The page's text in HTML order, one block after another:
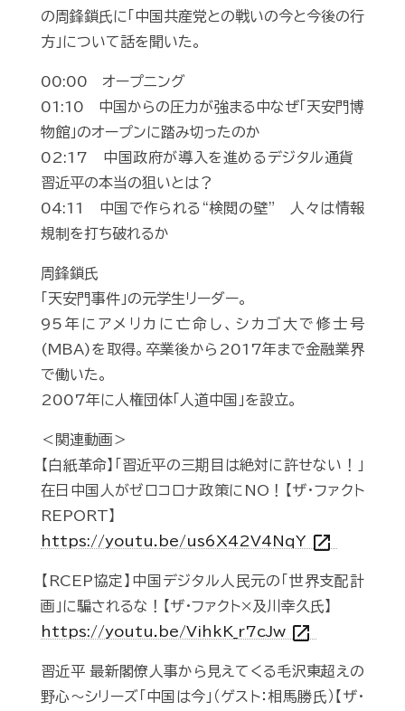
の周鋒鎖氏に「中国共産党との戦いの今と今後の行
方」について話を聞いた。
00:00 オープニング
01:10 中国からの圧力が強まる中なぜ「天安門博
物館」のオープンに踏み切ったのか
02:17 中国政府が導入を進めるデジタル通貨
習近平の本当の狙いとは？
04:11 中国で作られる“検閲の壁” 人々は情報
規制を打ち破れるか
周鋒鎖氏
「天安門事件」の元学生リーダー。
95年にアメリカに亡命し、シカゴ大で修士号
(MBA)を取得。卒業後から2017年まで金融業界
で働いた。
2007年に人権団体「人道中国」を設立。
＜関連動画＞
【白紙革命】「習近平の三期目は絶対に許せない！」
在日中国人がゼロコロナ政策にNO！【ザ・ファクト
REPORT】
https://youtu.be/us6X42V4NqY open_in_new
【RCEP協定】中国デジタル人民元の「世界支配計
画」に騙されるな！【ザ・ファクト×及川幸久氏】
https://youtu.be/VihkK_r7cJw open_in_new
習近平 最新閣僚人事から見えてくる毛沢東超えの
野心～シリーズ「中国は今」（ゲスト：相馬勝氏）【ザ・